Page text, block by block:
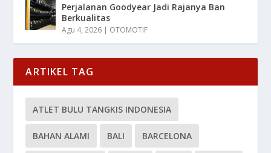
Perjalanan Goodyear Jadi Rajanya Ban
Berkualitas
Agu 4, 2026 | OTOMOTIF
ARTIKEL TAG
ATLET BULU TANGKIS INDONESIA
BAHAN ALAMI BALI BARCELONA